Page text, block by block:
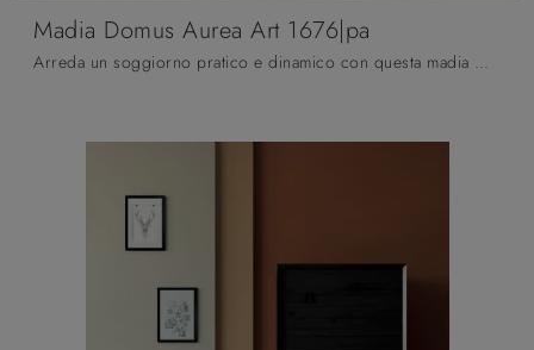
Madia Domus Aurea Art 1676|pa
Arreda un soggiorno pratico e dinamico con questa madia Madia Domus Aurea Art 1676|pa di Fratelli Mirandola: scopri le più originali Madie in legno ...